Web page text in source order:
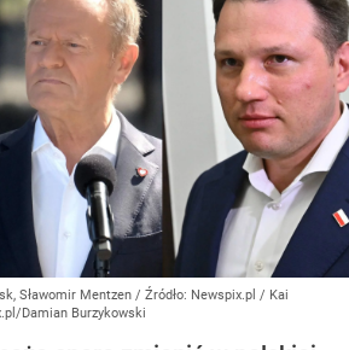
Sławomir Mentzen / Źródło: Newspix.pl / Kai
Damian Burzykowski